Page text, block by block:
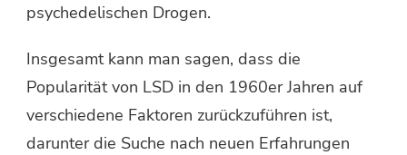
psychedelischen Drogen.
Insgesamt kann man sagen, dass die
Popularität von LSD in den 1960er Jahren auf
verschiedene Faktoren zurückzuführen ist,
darunter die Suche nach neuen Erfahrungen